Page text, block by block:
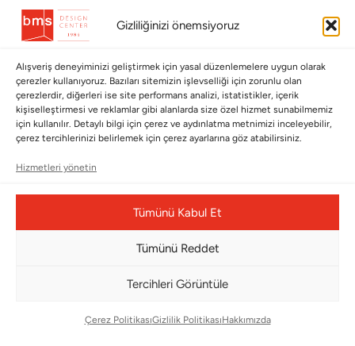
Gizliliğinizi önemsiyoruz
Alışveriş deneyiminizi geliştirmek için yasal düzenlemelere uygun olarak
çerezler kullanıyoruz. Bazıları sitemizin işlevselliği için zorunlu olan
çerezlerdir, diğerleri ise site performans analizi, istatistikler, içerik
kişiselleştirmesi ve reklamlar gibi alanlarda size özel hizmet sunabilmemiz
için kullanılır. Detaylı bilgi için çerez ve aydınlatma metnimizi inceleyebilir,
çerez tercihlerinizi belirlemek için çerez ayarlarına göz atabilirsiniz.
Hizmetleri yönetin
Tümünü Kabul Et
Tümünü Reddet
Tercihleri Görüntüle
Çerez PolitikasıGizlilik PolitikasıHakkımızda
BÜLTENİMİZE ABONE OLUN
Bültenimize Abone Olun
Bizi Takip Edin